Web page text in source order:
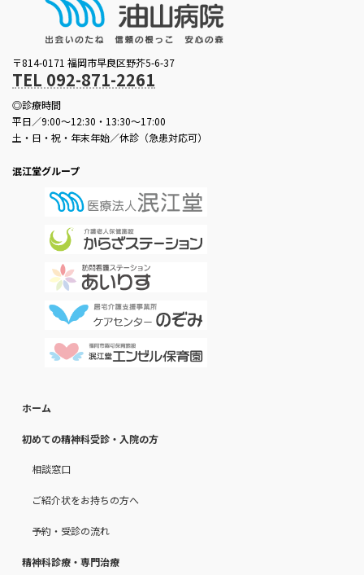
〒814-0171 福岡市早良区野芥5-6-37
TEL 092-871-2261
◎診療時間
平日／9:00～12:30・13:30～17:00
土・日・祝・年末年始／休診（急患対応可）
泯江堂グループ
ホーム
初めての精神科受診・入院の方
相談窓口
ご紹介状をお持ちの方へ
予約・受診の流れ
精神科診療・専門治療